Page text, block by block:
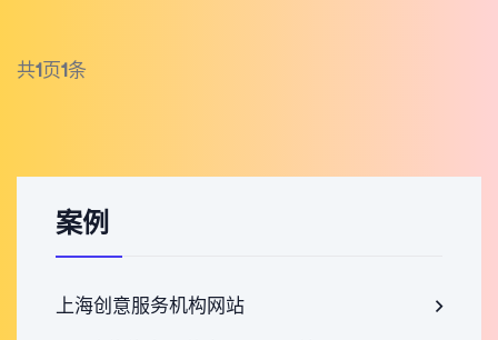
共1 页1条
案例
上海创意服务机构网站